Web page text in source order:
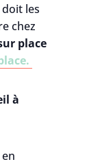
les
chez
place
à